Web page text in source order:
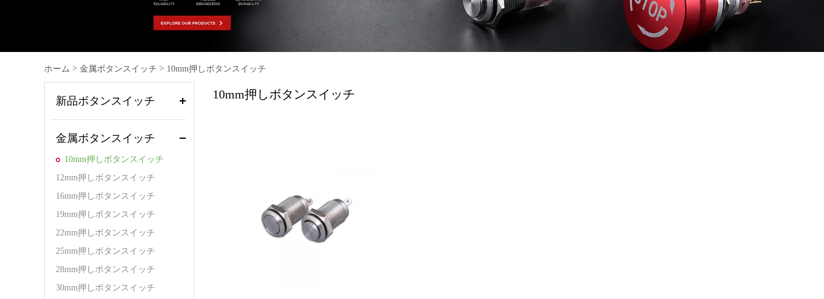
ホーム > 金属ボタンスイッチ > 10mm押しボタンスイッチ
新品ボタンスイッチ
金属ボタンスイッチ
10mm押しボタンスイッチ
12mm押しボタンスイッチ
16mm押しボタンスイッチ
19mm押しボタンスイッチ
22mm押しボタンスイッチ
25mm押しボタンスイッチ
28mm押しボタンスイッチ
30mm押しボタンスイッチ
10mm押しボタンスイッチ